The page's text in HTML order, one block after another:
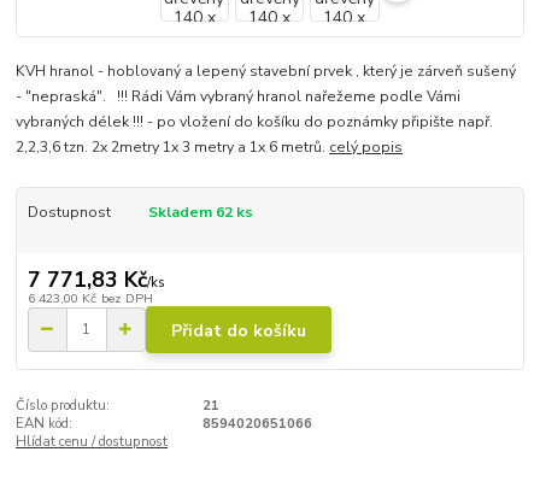
KVH hranol - hoblovaný a lepený stavební prvek , který je zárveň sušený
- "nepraská". !!! Rádi Vám vybraný hranol nařežeme podle Vámi
vybraných délek !!! - po vložení do košíku do poznámky připište např.
2,2,3,6 tzn. 2x 2metry 1x 3 metry a 1x 6 metrů. celý popis
Dostupnost Skladem 62 ks
7 771,83 Kč/ks
6 423,00 Kč bez DPH
Přidat do košíku
Číslo produktu:
21
EAN kód:
8594020651066
Hlídat cenu / dostupnost